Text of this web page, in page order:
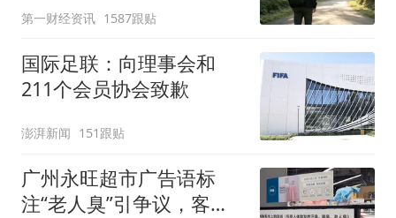
第一财经资讯 1587跟贴
国际足联：向理事会和
211个会员协会致歉
澎湃新闻 151跟贴
广州永旺超市广告语标
注“老人臭”引争议，客服